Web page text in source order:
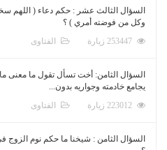
السؤال الثالث عشر : حكم دعاء ( اللهم
وكل من فوضته أمري ) ؟
الفتاوى
السؤال الثامن: أخت تسأل تقول ما معنى
يجامع خادمته وجواريه بدون...
الفتاوى
السؤال الثامن : شيخنا ما حكم نوم